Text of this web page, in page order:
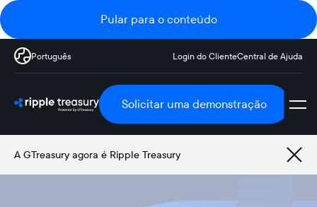
Pular para o conteúdo
Português Login do ClienteCentral de Ajuda
Solicitar uma demonstração
A GTreasury agora é Ripple Treasury